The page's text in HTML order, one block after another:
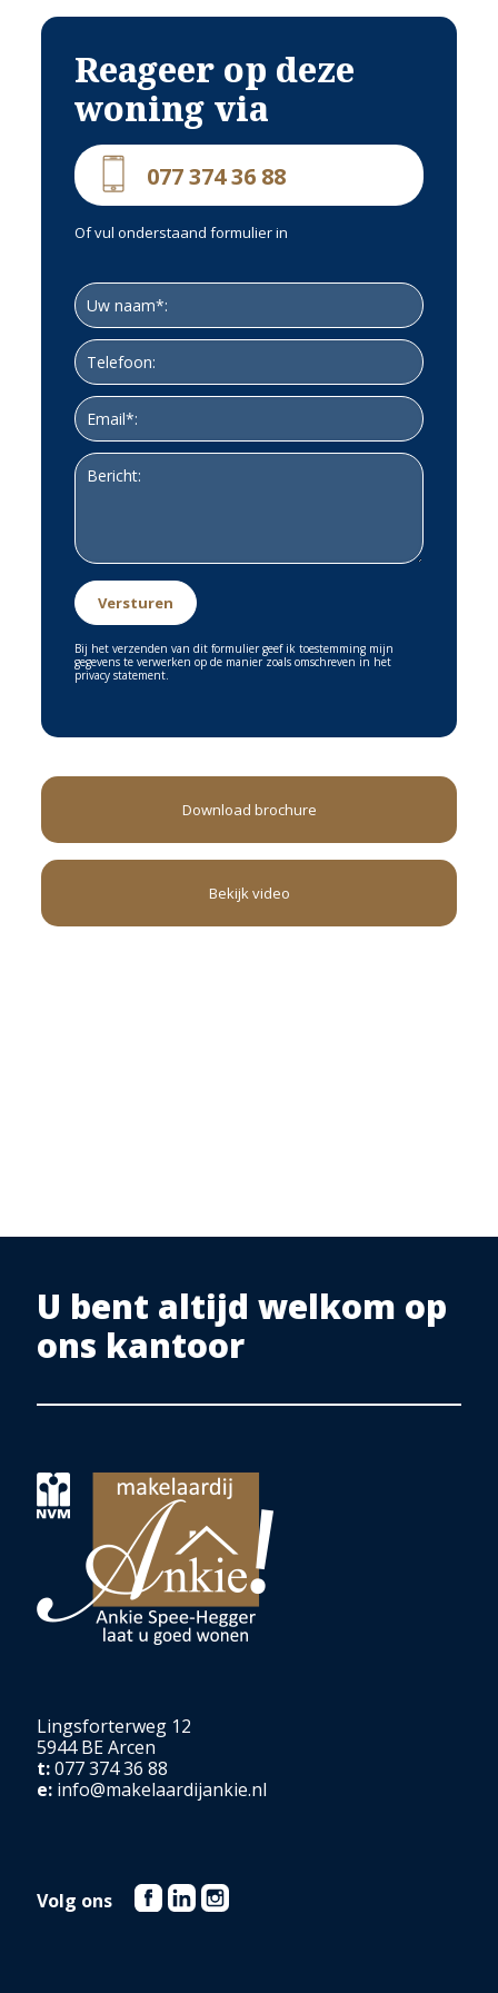
Reageer op deze
woning via
077 374 36 88
Of vul onderstaand formulier in
Bij het verzenden van dit formulier geef ik toestemming mijn
gegevens te verwerken op de manier zoals omschreven in het
privacy statement.
Download brochure
Bekijk video
U bent altijd welkom op
ons kantoor
Lingsforterweg 12
5944 BE Arcen
t:077 374 36 88
e: info@makelaardijankie.nl
Volg ons